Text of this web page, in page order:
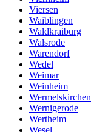
Viersen
Waiblingen
Waldkraiburg
Walsrode
Warendorf
Wedel
Weimar
Weinheim
Wermelskirchen
Wernigerode
Wertheim
Wesel